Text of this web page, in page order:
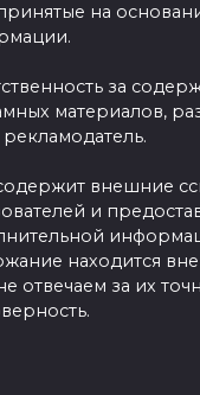
на
за
материалов,
рекламодатель.
внешние
и
находится
отвечаем за их